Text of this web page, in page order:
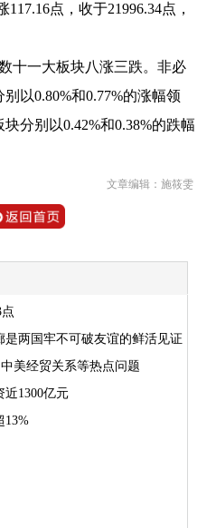
点，收于21996.34点，
一大板块八涨三跌。非必
以0.80%和0.77%的涨幅领
分别以0.42%和0.38%的跌幅
文章编辑：施筱雯
是两国牢不可破友谊的鲜活见证
美经贸关系等热点问题
近1300亿元
13%